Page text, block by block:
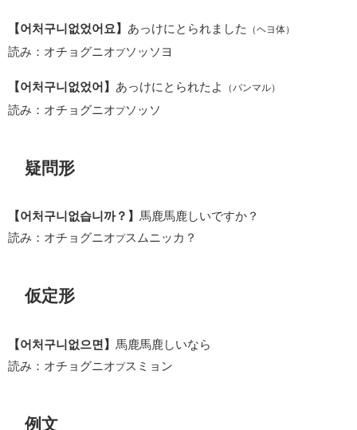
【어처구니없었어요】 あっけにとられました （ヘヨ体）
読み：オチョグニオプソッソヨ
【어처구니없었어】 あっけにとられたよ （パンマル）
読み：オチョグニオプソッソ
疑問形
【어처구니없습니까？】 馬鹿馬鹿しいですか？
読み：オチョグニオプスムニッカ？
仮定形
【어처구니없으면】 馬鹿馬鹿しいなら
読み：オチョグニオプスミョン
例文